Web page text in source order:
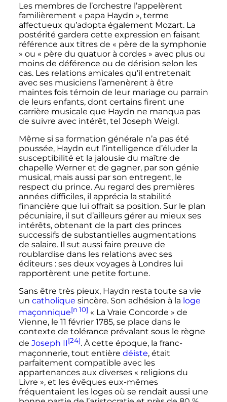
Les membres de l’orchestre l’appelèrent
familièrement « papa Haydn », terme
affectueux qu’adopta également Mozart. La
postérité gardera cette expression en faisant
référence aux titres de « père de la symphonie
» ou « père du quatuor à cordes » avec plus ou
moins de déférence ou de dérision selon les
cas. Les relations amicales qu’il entretenait
avec ses musiciens l’amenèrent à être
maintes fois témoin de leur mariage ou parrain
de leurs enfants, dont certains firent une
carrière musicale que Haydn ne manqua pas
de suivre avec intérêt, tel Joseph Weigl.
Même si sa formation générale n’a pas été
poussée, Haydn eut l’intelligence d’éluder la
susceptibilité et la jalousie du maître de
chapelle Werner et de gagner, par son génie
musical, mais aussi par son entregent, le
respect du prince. Au regard des premières
années difficiles, il apprécia la stabilité
financière que lui offrait sa position. Sur le plan
pécuniaire, il sut d’ailleurs gérer au mieux ses
intérêts, obtenant de la part des princes
successifs de substantielles augmentations
de salaire. Il sut aussi faire preuve de
roublardise dans les relations avec ses
éditeurs : ses deux voyages à Londres lui
rapportèrent une petite fortune.
Sans être très pieux, Haydn resta toute sa vie
un catholique sincère. Son adhésion à la loge
maçonnique[n 10] « La Vraie Concorde » de
Vienne, le 11 février 1785, se place dans le
contexte de tolérance prévalant sous le règne
de Joseph II[24]. À cette époque, la franc-
maçonnerie, tout entière déiste, était
parfaitement compatible avec les
appartenances aux diverses « religions du
Livre », et les évêques eux-mêmes
fréquentaient les loges où se rendait aussi une